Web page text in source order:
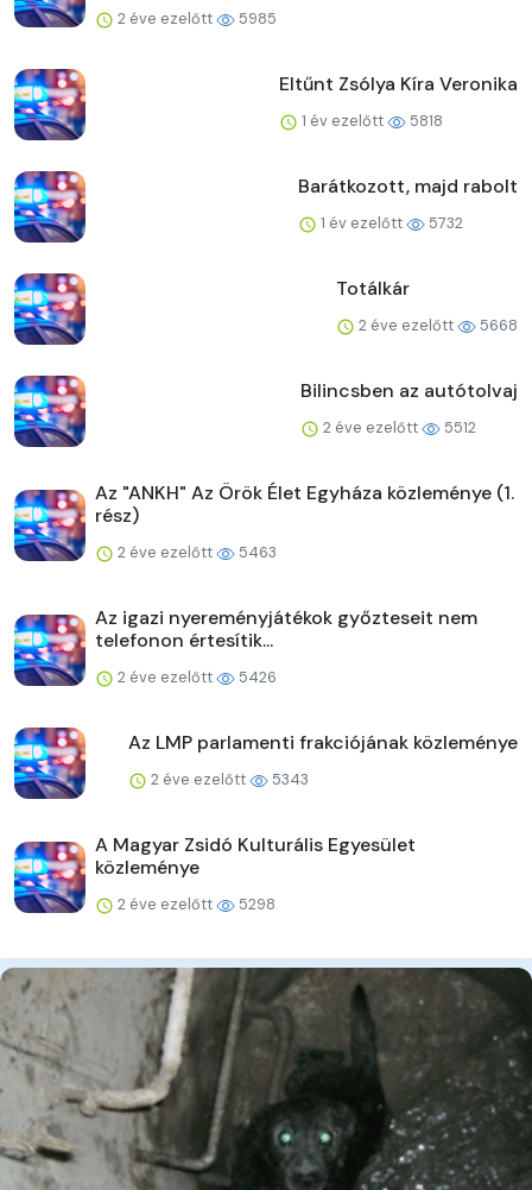
2 éve ezelőtt 5985
Eltűnt Zsólya Kíra Veronika
1 év ezelőtt 5818
Barátkozott, majd rabolt
1 év ezelőtt 5732
Totálkár
2 éve ezelőtt 5668
Bilincsben az autótolvaj
2 éve ezelőtt 5512
Az "ANKH" Az Örök Élet Egyháza közleménye (1.
rész)
2 éve ezelőtt 5463
Az igazi nyereményjátékok győzteseit nem
telefonon értesítik...
2 éve ezelőtt 5426
Az LMP parlamenti frakciójának közleménye
2 éve ezelőtt 5343
A Magyar Zsidó Kulturális Egyesület
közleménye
2 éve ezelőtt 5298